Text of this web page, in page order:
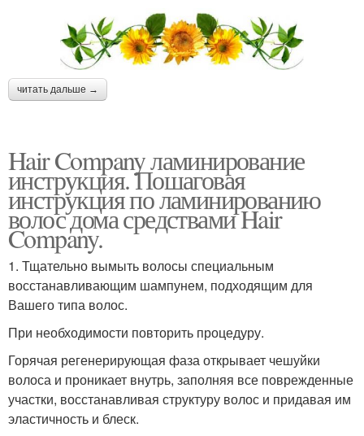
читать дальше →
Hair Company ламинирование
инструкция. Пошаговая
инструкция по ламинированию
волос дома средствами Hair
Company.
1. Тщательно вымыть волосы специальным
восстанавливающим шампунем, подходящим для
Вашего типа волос.
При необходимости повторить процедуру.
Горячая регенерирующая фаза открывает чешуйки
волоса и проникает внутрь, заполняя все поврежденные
участки, восстанавливая структуру волос и придавая им
эластичность и блеск.